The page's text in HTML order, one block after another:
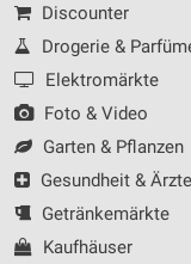
Discounter
Drogerie &
Elektromärkte
Foto & Video
Garten & Pflanzen
Gesundheit & Ärzte
Getränkemärkte
Kaufhäuser